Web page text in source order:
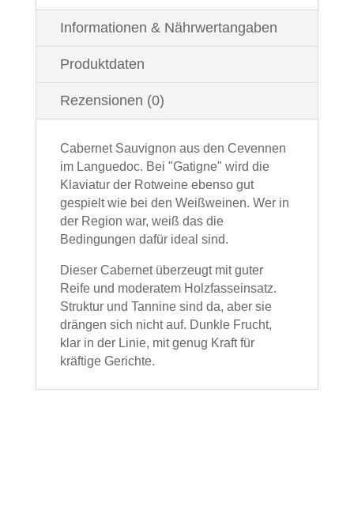
Informationen & Nährwertangaben
Produktdaten
Rezensionen (0)
Cabernet Sauvignon aus den Cevennen
im Languedoc. Bei "Gatigne" wird die
Klaviatur der Rotweine ebenso gut
gespielt wie bei den Weißweinen. Wer in
der Region war, weiß das die
Bedingungen dafür ideal sind.
Dieser Cabernet überzeugt mit guter
Reife und moderatem Holzfasseinsatz.
Struktur und Tannine sind da, aber sie
drängen sich nicht auf. Dunkle Frucht,
klar in der Linie, mit genug Kraft für
kräftige Gerichte.